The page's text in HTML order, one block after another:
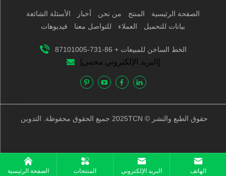
الصفحة الرئيسية المنتج من نحن أخبار
الأسئلة الشائعة
بيانات للتحميل
العملاء للتواصل معنا فيديوهات
الخط الساخن للمبيعات + 86-731-87101005
[البريد الإلكتروني محمي]
حقوق الطبع والنشر © 2025TCN جميع الحقوق محفوظة. التدوين
الصفحة الرئيسية المنتجات البريد الإلكتروني الهاتف